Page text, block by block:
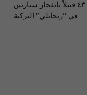
يشبه مخطط ميشال سماحة: ٤٣ قتيلاً بانفجار سيارتين
في “ريحانلي” التركية